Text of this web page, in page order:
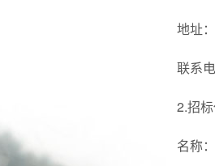
地址
联系
2.招
名称